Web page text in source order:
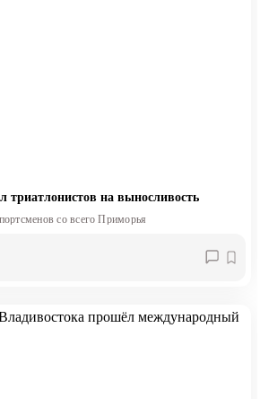
триатлонистов на выносливость
со всего Приморья